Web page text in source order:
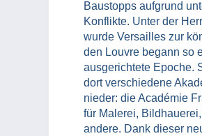
Baustopps aufgrund
Konflikte. Unter der
wurde Versailles zur
den Louvre begann so
ausgerichtete Epoche.
dort verschiedene
nieder: die Académie
für Malerei,
andere. Dank dieser